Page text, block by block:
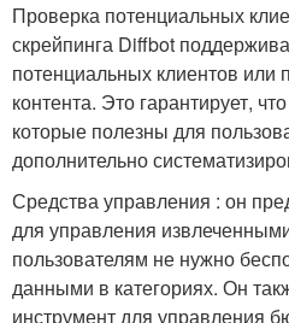
Проверка потенциальных
скрейпинга Diffbot
потенциальных клиентов или
контента. Это гарантирует,
которые полезны для
дополнительно
Средства управления : он
для управления
пользователям не нужно
данными в категориях. Он
инструмент для управления